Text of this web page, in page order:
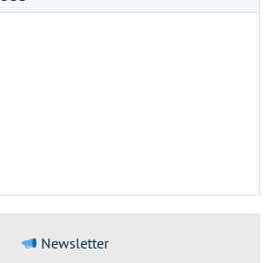
Newsletter